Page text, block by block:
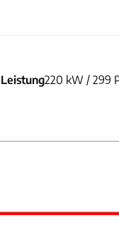
Leistung220 kW / 299